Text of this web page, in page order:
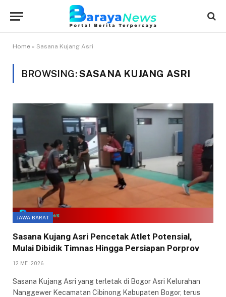
Home » Sasana Kujang Asri
BROWSING:SASANA KUJANG ASRI
JAWA BARAT
Sasana Kujang Asri Pencetak Atlet Potensial,
Mulai Dibidik Timnas Hingga Persiapan Porprov
12 MEI 2026
Sasana Kujang Asri yang terletak di Bogor Asri Kelurahan
Nanggewer Kecamatan Cibinong Kabupaten Bogor, terus